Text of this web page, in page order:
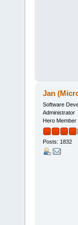
Jan
Software
Administrator
Hero Member
Posts: 1832